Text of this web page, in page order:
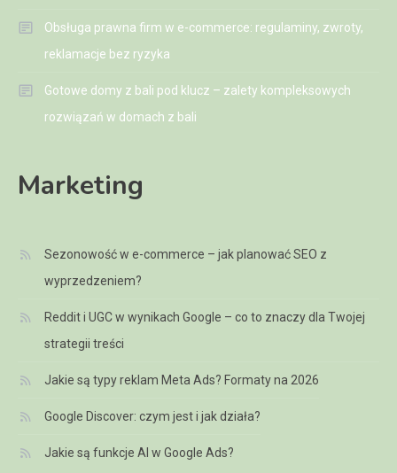
Obsługa prawna firm w e-commerce: regulaminy, zwroty,
reklamacje bez ryzyka
Gotowe domy z bali pod klucz – zalety kompleksowych
rozwiązań w domach z bali
Marketing
Sezonowość w e-commerce – jak planować SEO z
wyprzedzeniem?
Reddit i UGC w wynikach Google – co to znaczy dla Twojej
strategii treści
Jakie są typy reklam Meta Ads? Formaty na 2026
Google Discover: czym jest i jak działa?
Jakie są funkcje AI w Google Ads?